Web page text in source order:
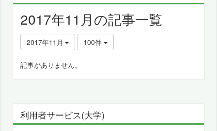
2017年11月の記事一覧
2017年11月 100件
記事がありません。
利用者サービス(大学)